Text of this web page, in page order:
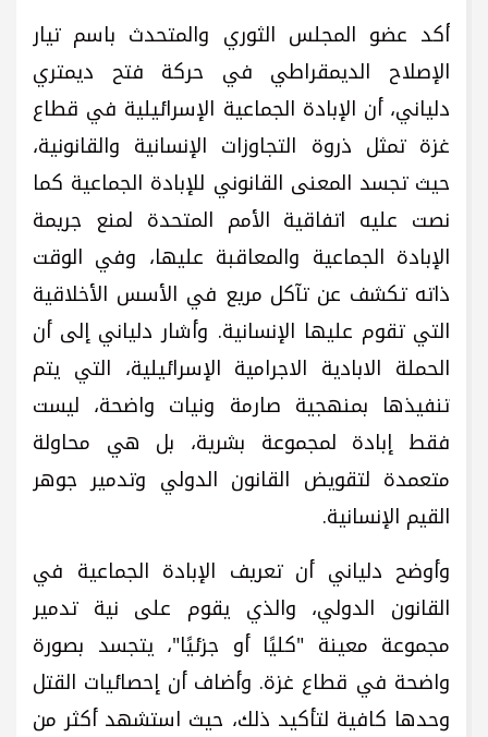
أكد عضو المجلس الثوري والمتحدث باسم تيار
الإصلاح الديمقراطي في حركة فتح ديمتري
دلياني، أن الإبادة الجماعية الإسرائيلية في قطاع
غزة تمثل ذروة التجاوزات الإنسانية والقانونية،
حيث تجسد المعنى القانوني للإبادة الجماعية كما
نصت عليه اتفاقية الأمم المتحدة لمنع جريمة
الإبادة الجماعية والمعاقبة عليها، وفي الوقت
ذاته تكشف عن تآكل مريع في الأسس الأخلاقية
التي تقوم عليها الإنسانية. وأشار دلياني إلى أن
الحملة الابادية الاجرامية الإسرائيلية، التي يتم
تنفيذها بمنهجية صارمة ونيات واضحة، ليست
فقط إبادة لمجموعة بشرية، بل هي محاولة
متعمدة لتقويض القانون الدولي وتدمير جوهر
القيم الإنسانية.
وأوضح دلياني أن تعريف الإبادة الجماعية في
القانون الدولي، والذي يقوم على نية تدمير
مجموعة معينة "كليًا أو جزئيًا"، يتجسد بصورة
واضحة في قطاع غزة. وأضاف أن إحصائيات القتل
وحدها كافية لتأكيد ذلك، حيث استشهد أكثر من